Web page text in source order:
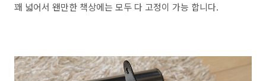
꽤 넓어서 왠만한 책상에는 모두 다 고정이 가능 합니다.